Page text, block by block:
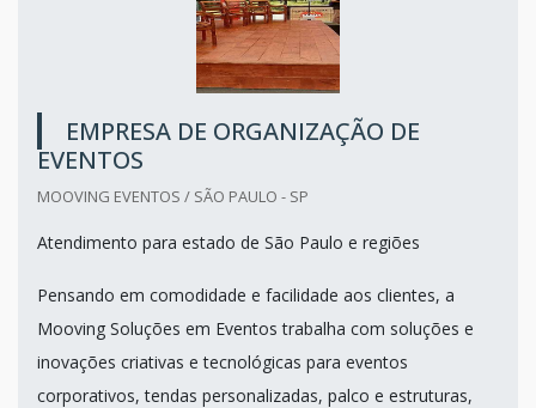
EMPRESA DE ORGANIZAÇÃO DE
EVENTOS
MOOVING EVENTOS / SÃO PAULO - SP
Atendimento para estado de São Paulo e regiões
Pensando em comodidade e facilidade aos clientes, a
Mooving Soluções em Eventos trabalha com soluções e
inovações criativas e tecnológicas para eventos
corporativos, tendas personalizadas, palco e estruturas,